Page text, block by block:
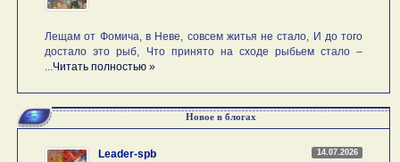
Лещам от Фомича, в Неве, совсем житья не стало, И до того
достало это рыб, Что принято на сходе рыбьем стало –
Читать полностью »
Новое в блогах
14.07.2026
Leader-spb